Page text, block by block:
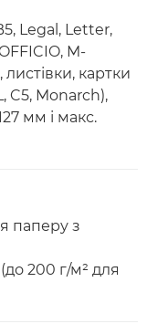
Legal, Letter,
M-
листівки, картки
C5, Monarch),
мм і макс.
паперу з
200 г/м² для